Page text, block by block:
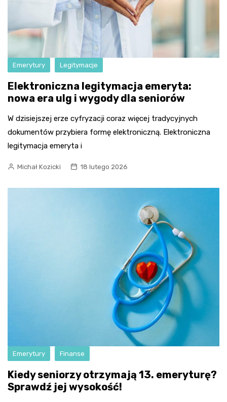
Emerytury Legitymacje
Elektroniczna legitymacja emeryta:
nowa era ulg i wygody dla seniorów
W dzisiejszej erze cyfryzacji coraz więcej tradycyjnych
dokumentów przybiera formę elektroniczną. Elektroniczna
legitymacja emeryta i
Michał Kozicki 18 lutego 2026
Emerytury Finanse
Kiedy seniorzy otrzymają 13. emeryturę?
Sprawdź jej wysokość!